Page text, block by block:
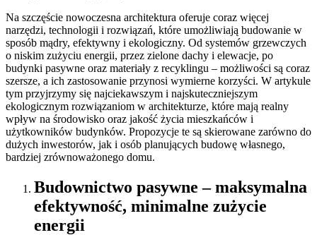
Na szczęście nowoczesna architektura oferuje coraz więcej
narzędzi, technologii i rozwiązań, które umożliwiają budowanie w
sposób mądry, efektywny i ekologiczny. Od systemów grzewczych
o niskim zużyciu energii, przez zielone dachy i elewacje, po
budynki pasywne oraz materiały z recyklingu – możliwości są coraz
szersze, a ich zastosowanie przynosi wymierne korzyści. W artykule
tym przyjrzymy się najciekawszym i najskuteczniejszym
ekologicznym rozwiązaniom w architekturze, które mają realny
wpływ na środowisko oraz jakość życia mieszkańców i
użytkowników budynków. Propozycje te są skierowane zarówno do
dużych inwestorów, jak i osób planujących budowę własnego,
bardziej zrównoważonego domu.
Budownictwo pasywne – maksymalna
efektywność, minimalne zużycie
energii